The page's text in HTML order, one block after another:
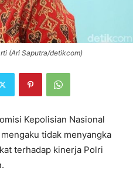
(Ari Saputra/detikcom)
Kepolisian Nasional
tidak menyangka
terhadap kinerja Polri